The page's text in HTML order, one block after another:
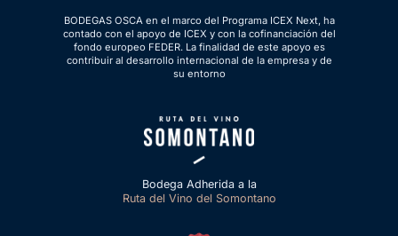
BODEGAS OSCA en el marco del Programa ICEX Next, ha
contado con el apoyo de ICEX y con la cofinanciación del
fondo europeo FEDER. La finalidad de este apoyo es
contribuir al desarrollo internacional de la empresa y de
su entorno
Bodega Adherida a la
Ruta del Vino del Somontano